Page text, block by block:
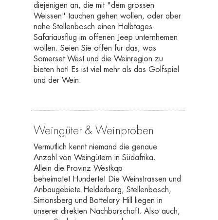
diejenigen an, die mit "dem grossen
Weissen" tauchen gehen wollen, oder aber
nahe Stellenbosch einen Halbtages-
Safariausflug im offenen Jeep unternhemen
wollen. Seien Sie offen für das, was
Somerset West und die Weinregion zu
bieten hat! Es ist viel mehr als das Golfspiel
und der Wein.
Weingüter & Weinproben
Vermutlich kennt niemand die genaue
Anzahl von Weingütern in Südafrika.
Allein die Provinz Westkap
beheimatet Hunderte! Die Weinstrassen und
Anbaugebiete Helderberg, Stellenbosch,
Simonsberg und Bottelary Hill liegen in
unserer direkten Nachbarschaft. Also auch,